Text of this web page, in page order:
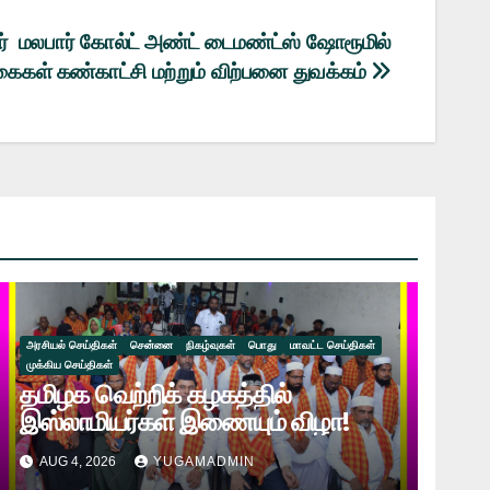
மலபார் கோல்ட் அண்ட் டைமண்ட்ஸ் ஷோரூமில்
கண்காட்சி மற்றும் விற்பனை துவக்கம்
அரசியல் செய்திகள் சென்னை நிகழ்வுகள் பொது
மாவட்ட செய்திகள்
முக்கிய செய்திகள்
தமிழக வெற்றிக் கழகத்தில்
இஸ்லாமியர்கள் இணையும் விழா!
AUG 4, 2026 YUGAMADMIN